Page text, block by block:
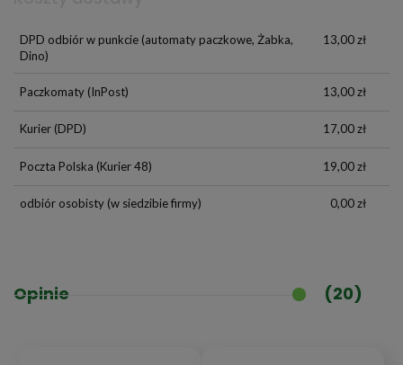
DPD odbiór w punkcie(automaty paczkowe, Żabka,
Dino)
13,00 zł
Paczkomaty(InPost) 13,00 zł
Kurier(DPD) 17,00 zł
Poczta Polska (Kurier 48) 19,00 zł
odbiór osobisty(w siedzibie firmy) 0,00 zł
Opinie (20)